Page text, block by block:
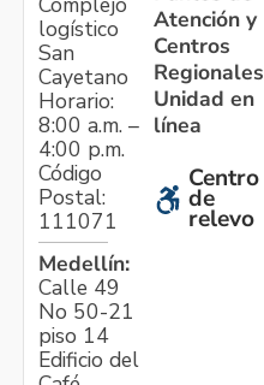
logístico
San
Cayetano
Horario:
8:00 a.m. –
4:00 p.m.
Código
Postal:
111071
Medellín:
Calle 49
No 50-21
piso 14
Edificio del
Atención y
Centros
Regionales
Unidad en
línea
Centro
de
relevo